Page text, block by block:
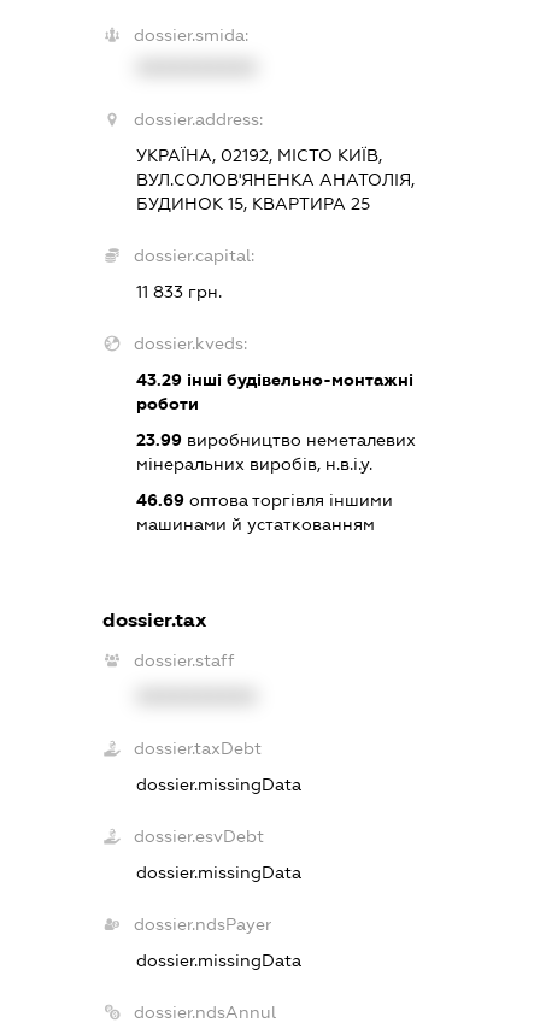
dossier.smida:
dossier.address:
УКРАЇНА, 02192, МІСТО КИЇВ,
ВУЛ.СОЛОВ'ЯНЕНКА АНАТОЛІЯ,
БУДИНОК 15, КВАРТИРА 25
dossier.capital:
11 833 грн.
dossier.kveds:
43.29інші будівельно-монтажні
роботи
23.99виробництво неметалевих
мінеральних виробів, н.в.і.у.
46.69оптова торгівля іншими
машинами й устаткованням
dossier.tax
dossier.staff
dossier.taxDebt
dossier.missingData
dossier.esvDebt
dossier.missingData
dossier.ndsPayer
dossier.missingData
dossier.ndsAnnul